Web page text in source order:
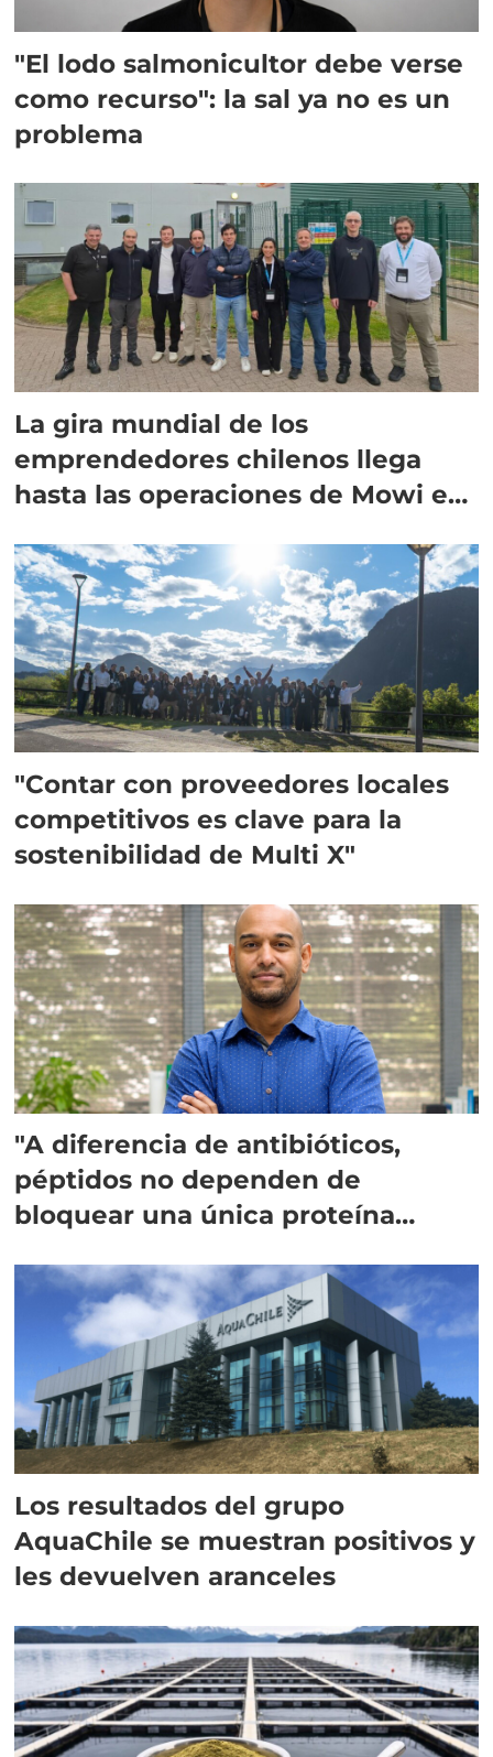
"El lodo salmonicultor debe verse
como recurso": la sal ya no es un
problema
La gira mundial de los
emprendedores chilenos llega
hasta las operaciones de Mowi en
"Contar con proveedores locales
competitivos es clave para la
sostenibilidad de Multi X"
"A diferencia de antibióticos,
péptidos no dependen de
bloquear una única proteína
Los resultados del grupo
AquaChile se muestran positivos y
les devuelven aranceles